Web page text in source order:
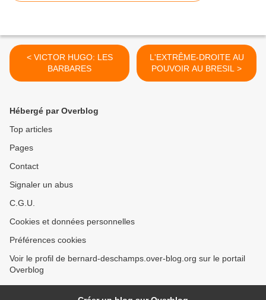
< VICTOR HUGO: LES
BARBARES
L'EXTRÊME-DROITE AU
POUVOIR AU BRESIL >
Hébergé par Overblog
Top articles
Pages
Contact
Signaler un abus
C.G.U.
Cookies et données personnelles
Préférences cookies
Voir le profil de bernard-deschamps.over-blog.org sur le portail
Overblog